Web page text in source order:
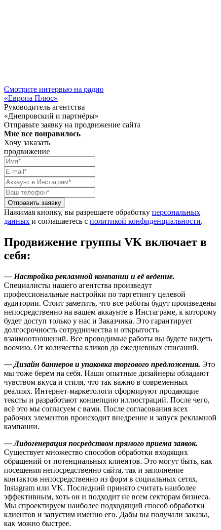
Смотрите интервью на радио
«Европа Плюс»
Руководитель агентства
«Днепровский и партнёры»
Отправьте заявку на продвижение сайта
Мне все понравилось
Хочу заказать
продвижение
Отправить заявку
Нажимая кнопку, вы разрешаете обработку персональных
данных и соглашаетесь с политикой конфиденциальности.
Продвижение группы VK включает в
себя:
— Настройка рекламной компании и её ведение.
Специалисты нашего агентства произведут
профессиональные настройки по таргетингу целевой
аудитории. Стоит заметить, что все работы будут произведены
непосредственно на вашем аккаунте в Инстаграме, к которому
будет доступ только у нас и Заказчика. Это гарантирует
долгосрочность сотрудничества и открытость
взаимоотношений. Все проводимые работы вы будете видеть
воочию. От количества кликов до ежедневных списаний.
— Дизайн баннеров и упаковка торгового предложения. Это
мы тоже берем на себя. Наши опытные дизайнеры обладают
чувством вкуса и стиля, что так важно в современных
реалиях. Интернет-маркетологи сформируют продающие
тексты и разработают концепцию иллюстраций. После чего,
всё это мы согласуем с вами. После согласования всех
рабочих элементов происходит внедрение и запуск рекламной
кампании.
— Лидогенерация посредством прямого приема заявок.
Существует множество способов обработки входящих
обращений от потенциальных клиентов. Это могут быть, как
посещения непосредственно сайта, так и заполнение
контактов непосредственно из форм в социальных сетях,
Instagram или VK. Последний принято считать наиболее
эффективным, хоть он и подходит не всем секторам бизнеса.
Мы спроектируем наиболее подходящий способ обработки
клиентов и запустим именно его. Дабы вы получали заказы,
как можно быстрее.